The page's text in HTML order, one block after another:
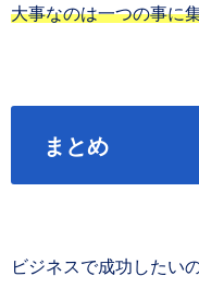
大事なのは一つの事に
まとめ
ビジネスで成功したい